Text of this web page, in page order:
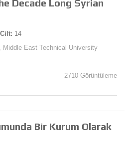
Decade Long Syrian
Cilt: 14
Middle East Technical University
2710 Görüntüleme
Bir Kurum Olarak